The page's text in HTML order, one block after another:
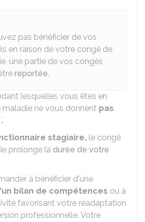
pas bénéficier de vos
en raison de votre congé de
une partie de vos congés
reportée.
lesquelles vous êtes en
ne vous donnent pas
.
stagiaire, le congé
prolonge la durée de votre
à bénéficier d'une
bilan de compétences ou à
favorisant votre réadaptation
professionnelle. Votre